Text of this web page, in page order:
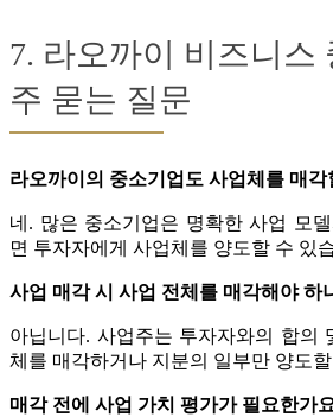
7. 라오까이 비즈니스
주 묻는 질문
라오까이의 중소기업도 사업체를 매각
네. 많은 중소기업은 명확한 사업 모
면 투자자에게 사업체를 양도할 수 있
사업 매각 시 사업 전체를 매각해야 하
아닙니다. 사업주는 투자자와의 합의
체를 매각하거나 지분의 일부만 양도
매각 전에 사업 가치 평가가 필요한가